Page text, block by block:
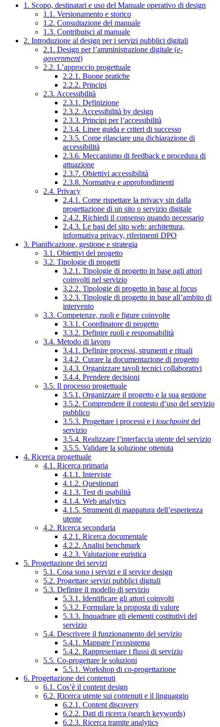
1. Scopo, destinatari e uso del Manuale operativo di design
1.1. Versionamento e storico
1.2. Consultazione del manuale
1.3. Contribuisci al manuale
2. Introduzione al design per i servizi pubblici digitali
2.1. Design per l’amministrazione digitale (e-
government)
2.2. L’approccio progettuale
2.2.1. Buone pratiche
2.2.2. Principi
2.3. Accessibilità
2.3.1. Definizione
2.3.2. Accessibilità by design
2.3.3. Principi per l’accessibilità
2.3.4. Linee guida e criteri di successo
2.3.5. Come rilasciare una dichiarazione di
accessibilità
2.3.6. Meccanismo di feedback e procedura di
attuazione
2.3.7. Obiettivi accessibilità
2.3.8. Normativa e approfondimenti
2.4. Privacy
2.4.1. Come rispettare la privacy sin dalla
progettazione di un sito o servizio digitale
2.4.2. Richiedi il consenso quando necessario
2.4.3. Le basi del sito web: architettura,
informativa privacy, riferimenti DPO
3. Pianificazione, gestione e strategia
3.1. Obiettivi del progetto
3.2. Tipologie di progetti
3.2.1. Tipologie di progetto in base agli attori
coinvolti nel servizio
3.2.2. Tipologie di progetto in base al focus
3.2.3. Tipologie di progetto in base all’ambito di
intervento
3.3. Competenze, ruoli e figure coinvolte
3.3.1. Coordinatore di progetto
3.3.2. Definire ruoli e responsabilità
3.4. Metodo di lavoro
3.4.1. Definire processi, strumenti e rituali
3.4.2. Curare la documentazione di progetto
3.4.3. Organizzare tavoli tecnici collaborativi
3.4.4. Prendere decisioni
3.5. Il processo progettuale
3.5.1. Organizzare il progetto e la sua gestione
3.5.2. Comprendere il contesto d’uso del servizio
pubblico
3.5.3. Progettare i processi e i touchpointdel
servizio
3.5.4. Realizzare l’interfaccia utente del servizio
3.5.5. Validare la soluzione ottenuta
4. Ricerca progettuale
4.1. Ricerca primaria
4.1.1. Interviste
4.1.2. Questionari
4.1.3. Test di usabilità
4.1.4. Web analytics
4.1.5. Strumenti di mappatura dell’esperienza
utente
4.2. Ricerca secondaria
4.2.1. Ricerca documentale
4.2.2. Analisi benchmark
4.2.3. Valutazione euristica
5. Progettazione dei servizi
5.1. Cosa sono i servizi e il service design
5.2. Progettare servizi pubblici digitali
5.3. Definire il modello di servizio
5.3.1. Identificare gli attori coinvolti
5.3.2. Formulare la proposta di valore
5.3.3. Inquadrare gli elementi costitutivi del
servizio
5.4. Descrivere il funzionamento del servizio
5.4.1. Mappare l’ecosistema
5.4.2. Rappresentare i flussi di servizio
5.5. Co-progettare le soluzioni
5.5.1. Workshop di co-progettazione
6. Progettazione dei contenuti
6.1. Cos’è il content design
6.2. Ricerca utente sui contenuti e il linguaggio
6.2.1. Content discovery
6.2.2. Dati di ricerca (search keywords)
6.2.3. Ricerca tramite analytics